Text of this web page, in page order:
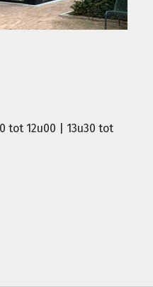
tot 12u00 | 13u30 tot